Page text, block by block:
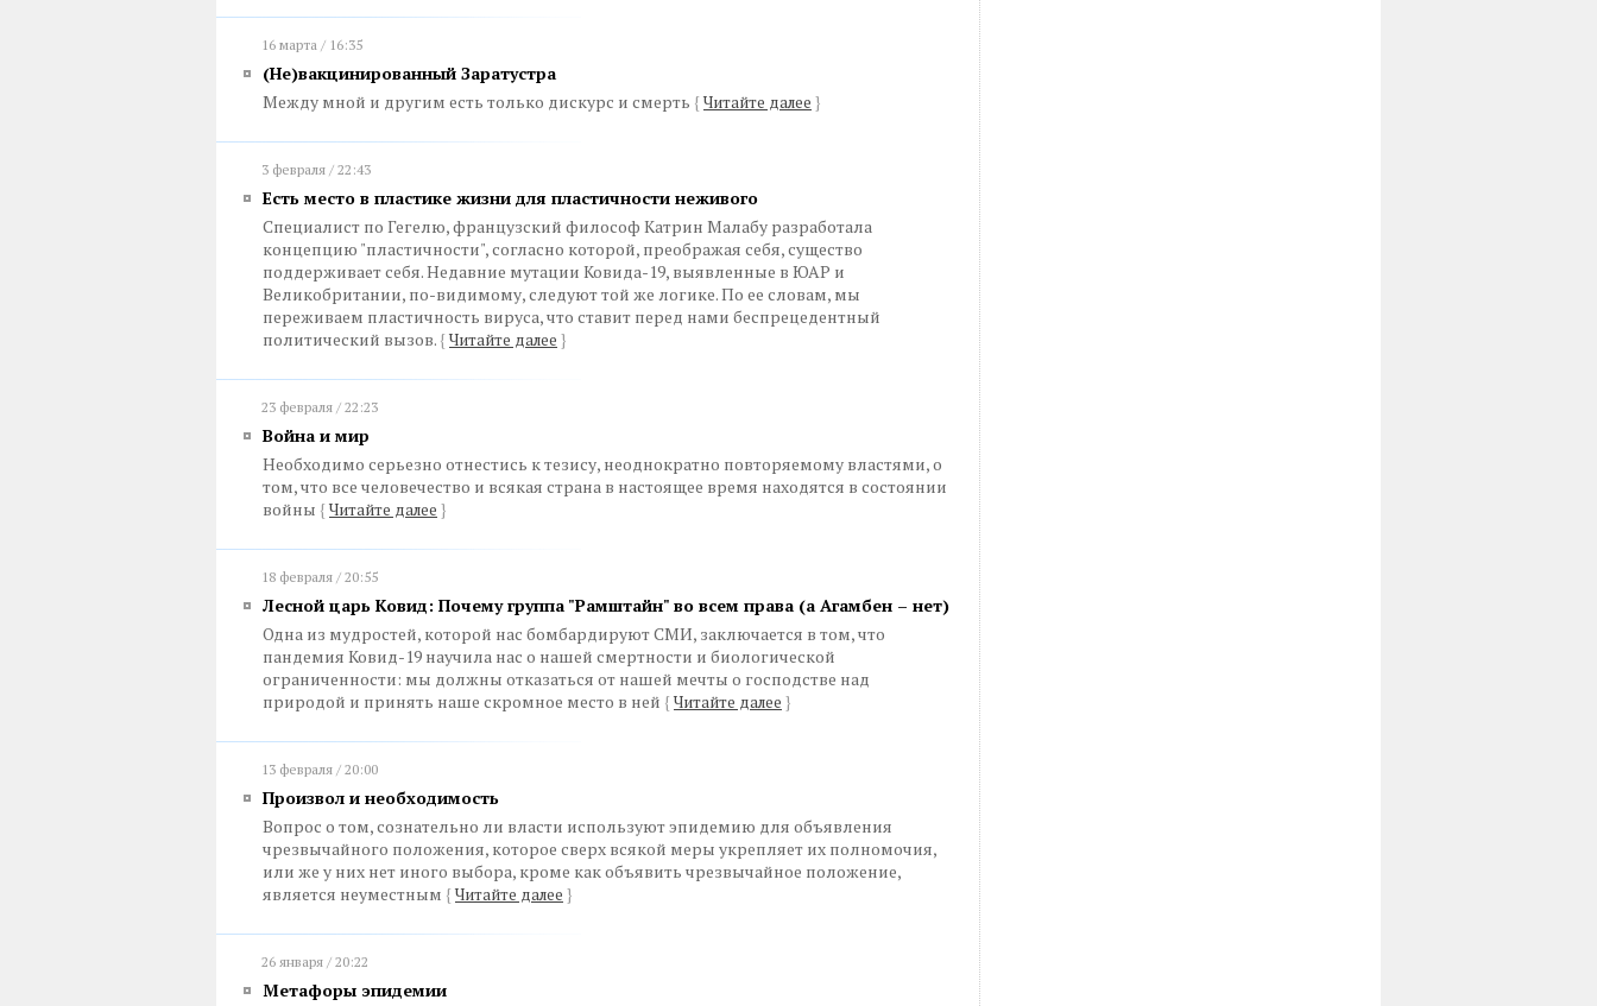
16 марта / 16:35
(Не)вакцинированный Заратустра
Между мной и другим есть только дискурс и смерть { Читайте далее }
3 февраля / 22:43
Есть место в пластике жизни для пластичности неживого
Специалист по Гегелю, французский философ Катрин Малабу разработала
концепцию "пластичности", согласно которой, преображая себя, существо
поддерживает себя. Недавние мутации Ковида-19, выявленные в ЮАР и
Великобритании, по-видимому, следуют той же логике. По ее словам, мы
переживаем пластичность вируса, что ставит перед нами беспрецедентный
политический вызов. { Читайте далее }
23 февраля / 22:23
Война и мир
Необходимо серьезно отнестись к тезису, неоднократно повторяемому властями, о
том, что все человечество и всякая страна в настоящее время находятся в состоянии
войны { Читайте далее }
18 февраля / 20:55
Лесной царь Ковид: Почему группа "Рамштайн" во всем права (а Агамбен – нет)
Одна из мудростей, которой нас бомбардируют СМИ, заключается в том, что
пандемия Ковид-19 научила нас о нашей смертности и биологической
ограниченности: мы должны отказаться от нашей мечты о господстве над
природой и принять наше скромное место в ней { Читайте далее }
13 февраля / 20:00
Произвол и необходимость
Вопрос о том, сознательно ли власти используют эпидемию для объявления
чрезвычайного положения, которое сверх всякой меры укрепляет их полномочия,
или же у них нет иного выбора, кроме как объявить чрезвычайное положение,
является неуместным { Читайте далее }
26 января / 20:22
Метафоры эпидемии